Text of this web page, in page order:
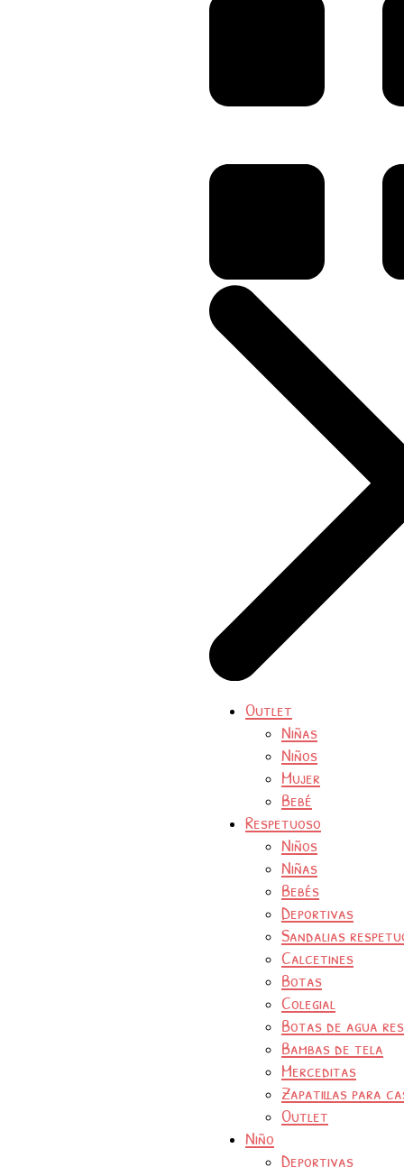
Outlet
Niñas
Niños
Mujer
Bebé
Respetuoso
Niños
Niñas
Bebés
Deportivas
Sandalias
Calcetines
Botas
Colegial
Botas de agua
Bambas de tela
Merceditas
Zapatillas para
Outlet
Niño
Deportivas